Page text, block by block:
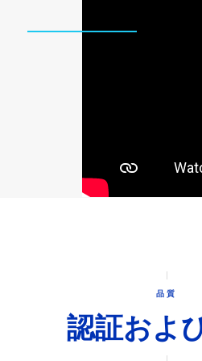
品質
認証およ